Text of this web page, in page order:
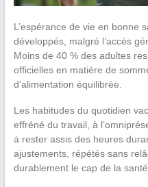
L’espérance de vie en bonne
développés, malgré l’accès
Moins de 40 % des adultes
officielles en matière de
d’alimentation équilibrée.
Les habitudes du quotidien
effréné du travail, à
à rester assis des heures
ajustements, répétés sans
durablement le cap de la santé.